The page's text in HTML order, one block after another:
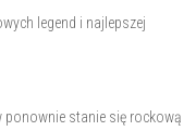
legend i najlepszej
ponownie stanie się rockową